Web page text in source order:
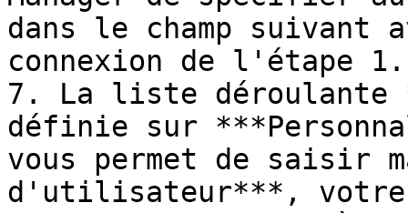
dans le champ suivant
connexion de l'étape 1.
7. La liste
définie sur
vous permet de saisir
d'utilisateur***, votre